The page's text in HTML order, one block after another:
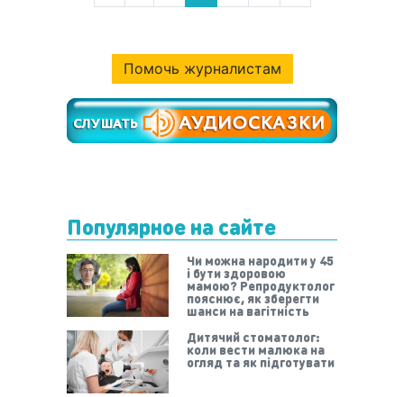
Помочь журналистам
Популярное на сайте
Чи можна народити у 45
і бути здоровою
мамою? Репродуктолог
пояснює, як зберегти
шанси на вагітність
Дитячий стоматолог:
коли вести малюка на
огляд та як підготувати